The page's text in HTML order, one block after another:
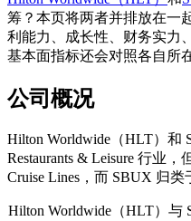
筹？本页将两者并排放在一
利能力、成长性、财务实力
基本面指标还会对照各自所
公司概况
Hilton Worldwide（HLT）和
Restaurants & Leisure 行业，
Cruise Lines，而 SBUX 归类
Hilton Worldwide（HLT）与